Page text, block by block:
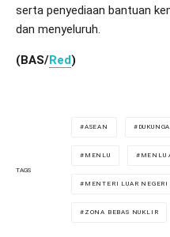
serta penyediaan bantuan
dan menyeluruh.
(BAS/Red)
TAGS
ASEAN
MENLU MENLU
MENTERI LUAR NEGERI
ZONA BEBAS NUKLIR